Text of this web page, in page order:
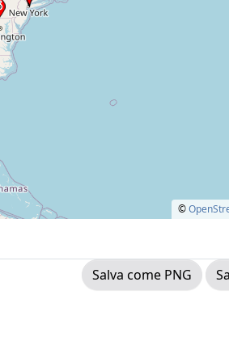
©
Salva come PNG